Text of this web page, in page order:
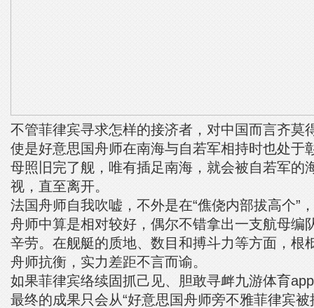
不管菲律宾寻求怎样的接济者，对中国而言齐莫
使是好意思国舟师在南海与自若军相持时也处于
母照旧完了舰，唯有插足南海，就会被自若军的
视，直至离开。
法国舟师自我吹嘘，不外是在“僬侥内部拔高个”
舟师中算是相对较好，偶尔不错拿出一支航母编
辛劳。在舰艇的质地、数目和搏斗力等方面，根
舟师抗衡，实力差距不言而谕。
如果菲律宾络续固抓己见、胆敢寻衅九游体育
最终的成果只会从“好意思国舟师旁不雅菲律宾被